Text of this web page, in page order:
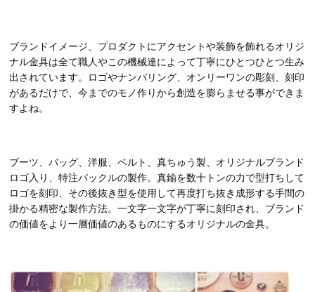
ブランドイメージ、プロダクトにアクセントや装飾を飾れるオリジ
ナル金具は全て職人やこの機械達によって丁寧にひとつひとつ生み
出されています。ロゴやナンバリング、オンリーワンの彫刻、刻印
があるだけで、今までのモノ作りから創造を膨らませる事ができま
すよね。
ブーツ、バッグ、洋服、ベルト、真ちゅう製、オリジナルブランド
ロゴ入り、特注バックルの製作。真鍮を数十トンの力で型打ちして
ロゴを刻印、その後抜き型を使用して再度打ち抜き成形する手間の
掛かる精密な製作方法。一文字一文字が丁寧に刻印され、ブランド
の価値をより一層価値のあるものにするオリジナルの金具。